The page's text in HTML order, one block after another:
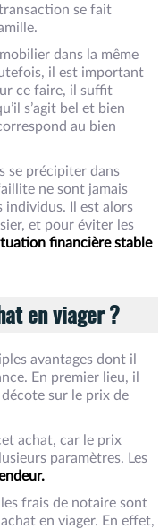
se fait
dans la même
il est important
ce faire, il suffit
s’agit bel et bien
au bien
se précipiter dans
ne sont jamais
individus. Il est alors
et pour éviter les
financière stable
en viager ?
avantages dont il
En premier lieu, il
sur le prix de
achat, car le prix
paramètres. Les
frais de notaire sont
en viager. En effet,